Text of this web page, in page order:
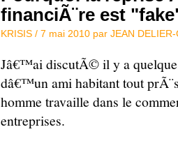
financiÃ¨re est
KRISIS / 7 mai 2010 par JEAN
Jâ€™ai discutÃ© il y a
dâ€™un ami habitant tout
homme travaille dans le
entreprises.